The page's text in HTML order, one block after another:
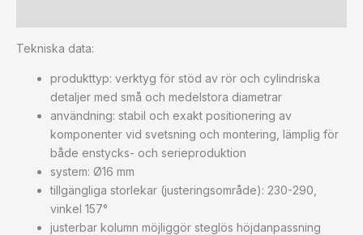
Tekniska data:
produkttyp: verktyg för stöd av rör och cylindriska
detaljer med små och medelstora diametrar
användning: stabil och exakt positionering av
komponenter vid svetsning och montering, lämplig för
både enstycks- och serieproduktion
system: Ø16 mm
tillgängliga storlekar (justeringsområde): 230-290,
vinkel 157°
justerbar kolumn möjliggör steglös höjdanpassning